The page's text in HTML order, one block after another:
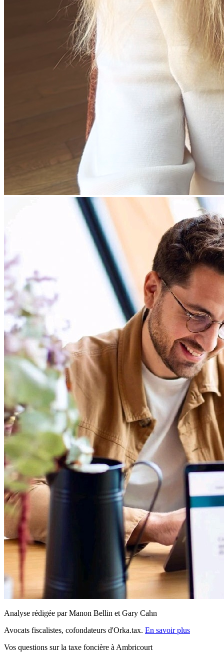
Analyse rédigée par Manon Bellin et Gary Cahn
Avocats fiscalistes, cofondateurs d'Orka.tax. En savoir plus
Vos questions sur la taxe foncière à Ambricourt